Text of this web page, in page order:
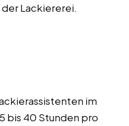
Lackiererei.
im
bis 40 Stunden pro